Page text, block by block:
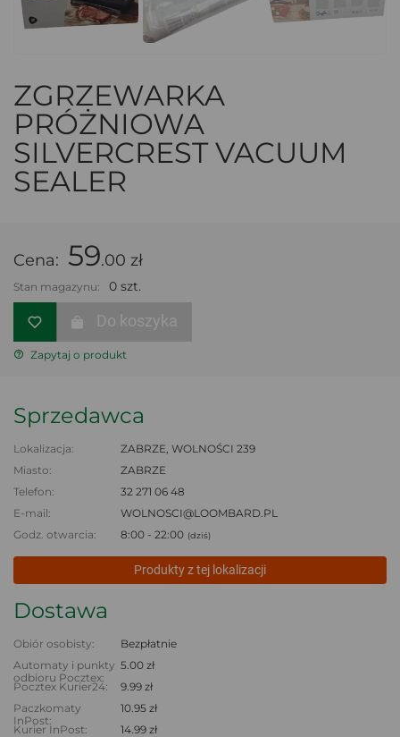
ZGRZEWARKA
PRÓŻNIOWA
SILVERCREST VACUUM
SEALER
Cena: 59.00 zł
Stan magazynu: 0 szt.
Do koszyka
Zapytaj o produkt
Sprzedawca
Lokalizacja:
ZABRZE, WOLNOŚCI 239
Miasto:
ZABRZE
Telefon:
32 271 06 48
E-mail:
WOLNOSCI@LOOMBARD.PL
Godz. otwarcia:
8:00 - 22:00 (dziś)
Produkty z tej lokalizacji
Dostawa
Obiór osobisty:
Bezpłatnie
Automaty i punkty
odbioru Pocztex:
5.00 zł
Pocztex Kurier24:
9.99 zł
Paczkomaty
InPost:
10.95 zł
Kurier InPost:
14.99 zł